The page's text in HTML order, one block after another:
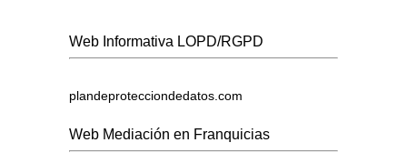
Web Informativa LOPD/RGPD
plandeprotecciondedatos.com
Web Mediación en Franquicias